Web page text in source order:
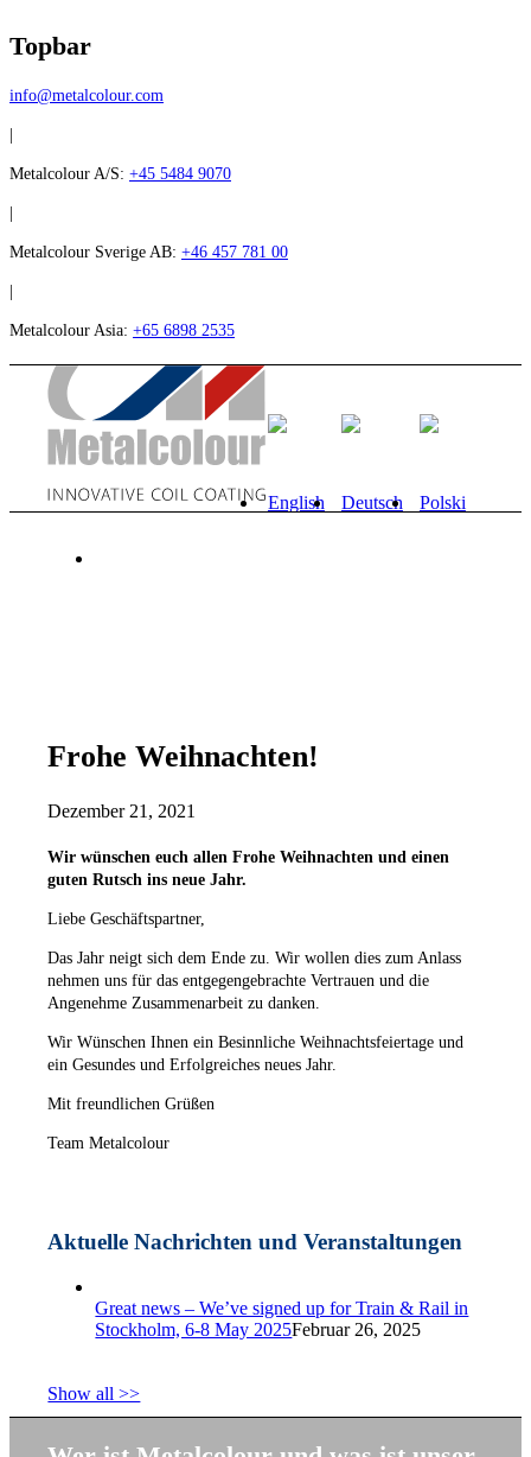
Topbar
info@metalcolour.com
|
Metalcolour A/S: +45 5484 9070
|
Metalcolour Sverige AB: +46 457 781 00
|
Metalcolour Asia: +65 6898 2535
Frohe Weihnachten!
Dezember 21, 2021
Wir wünschen euch allen Frohe Weihnachten und einen
guten Rutsch ins neue Jahr.
Liebe Geschäftspartner,
Das Jahr neigt sich dem Ende zu. Wir wollen dies zum Anlass
nehmen uns für das entgegengebrachte Vertrauen und die
Angenehme Zusammenarbeit zu danken.
Wir Wünschen Ihnen ein Besinnliche Weihnachtsfeiertage und
ein Gesundes und Erfolgreiches neues Jahr.
Mit freundlichen Grüßen
Team Metalcolour
Aktuelle Nachrichten und Veranstaltungen
Great news – We’ve signed up for Train & Rail in
Stockholm, 6-8 May 2025Februar 26, 2025
Show all >>